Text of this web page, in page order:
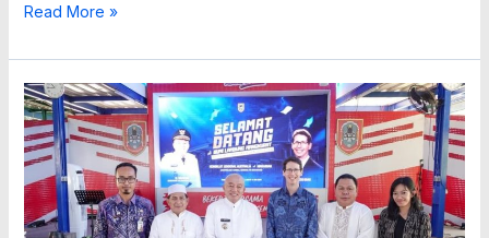
Read More »
H
Muhidin
Sambut
Konsul
Australia
Bahas